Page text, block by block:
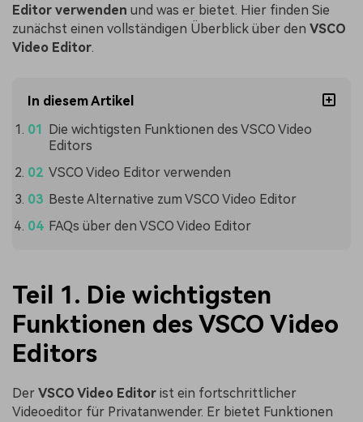
Editor verwenden und was er bietet. Hier finden Sie
zunächst einen vollständigen Überblick über den VSCO
Video Editor.
In diesem Artikel
Die wichtigsten Funktionen des VSCO Video
Editors
VSCO Video Editor verwenden
Beste Alternative zum VSCO Video Editor
FAQs über den VSCO Video Editor
Teil 1. Die wichtigsten
Funktionen des VSCO Video
Editors
Der VSCO Video Editor ist ein fortschrittlicher
Videoeditor für Privatanwender. Er bietet Funktionen